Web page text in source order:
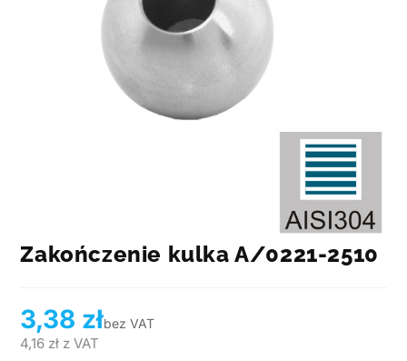
Zakończenie kulka A/0221-2510
3,38 złbez VAT
4,16 zł z VAT